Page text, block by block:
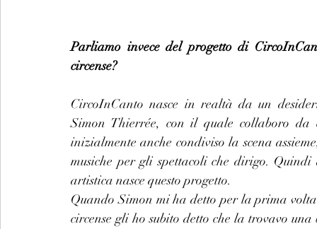
Parliamo invece del progetto di
circense?
CircoInCanto nasce in realtà da un
Simon Thierrée, con il quale collaboro
inizialmente anche condiviso la scena
musiche per gli spettacoli che dirigo.
artistica nasce questo progetto.
Quando Simon mi ha detto per la prima
circense gli ho subito detto che la trovavo